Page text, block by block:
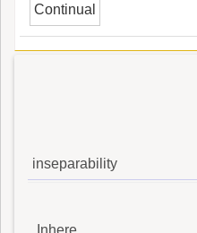
Continual
inseparability